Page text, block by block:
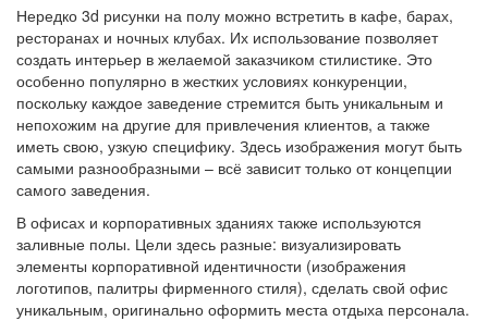
Нередко 3d рисунки на полу можно встретить в кафе, барах,
ресторанах и ночных клубах. Их использование позволяет
создать интерьер в желаемой заказчиком стилистике. Это
особенно популярно в жестких условиях конкуренции,
поскольку каждое заведение стремится быть уникальным и
непохожим на другие для привлечения клиентов, а также
иметь свою, узкую специфику. Здесь изображения могут быть
самыми разнообразными – всё зависит только от концепции
самого заведения.
В офисах и корпоративных зданиях также используются
заливные полы. Цели здесь разные: визуализировать
элементы корпоративной идентичности (изображения
логотипов, палитры фирменного стиля), сделать свой офис
уникальным, оригинально оформить места отдыха персонала.